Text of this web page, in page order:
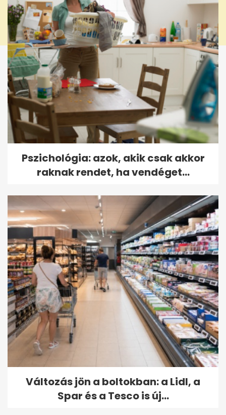
Pszichológia: azok, akik csak akkor
raknak rendet, ha vendéget...
Változás jön a boltokban: a Lidl, a
Spar és a Tesco is új...